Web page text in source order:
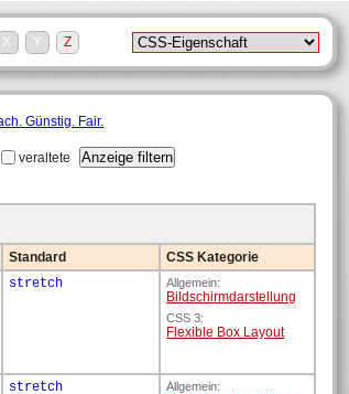
veraltete
Standard
CSS Kategorie
stretch Allgemein:
Bildschirm­darstellung
CSS 3:
Flexible Box Layout
stretch Allgemein:
X Y Z